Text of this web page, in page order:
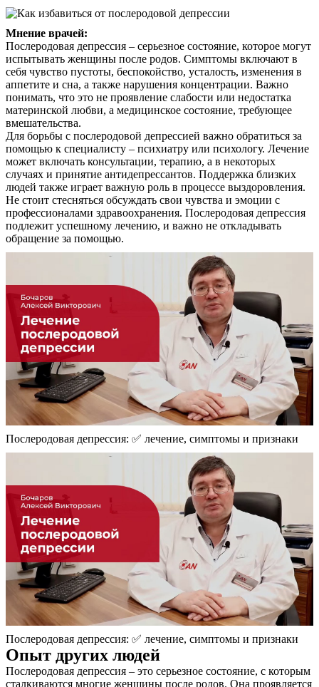
Мнение врачей:
Послеродовая депрессия – серьезное состояние, которое могут
испытывать женщины после родов. Симптомы включают в
себя чувство пустоты, беспокойство, усталость, изменения в
аппетите и сна, а также нарушения концентрации. Важно
понимать, что это не проявление слабости или недостатка
материнской любви, а медицинское состояние, требующее
вмешательства.
Для борьбы с послеродовой депрессией важно обратиться за
помощью к специалисту – психиатру или психологу. Лечение
может включать консультации, терапию, а в некоторых
случаях и принятие антидепрессантов. Поддержка близких
людей также играет важную роль в процессе выздоровления.
Не стоит стесняться обсуждать свои чувства и эмоции с
профессионалами здравоохранения. Послеродовая депрессия
подлежит успешному лечению, и важно не откладывать
обращение за помощью.
Послеродовая депрессия: ✅ лечение, симптомы и признаки
Послеродовая депрессия: ✅ лечение, симптомы и признаки
Опыт других людей
Послеродовая депрессия – это серьезное состояние, с которым
сталкиваются многие женщины после родов. Она проявляется